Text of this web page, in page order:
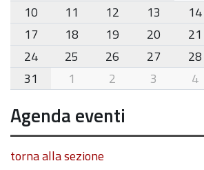
10
11 12 13 14
17
18 19 20 21
24
25 26 27 28
31
1 2 3 4
Agenda eventi
torna alla sezione